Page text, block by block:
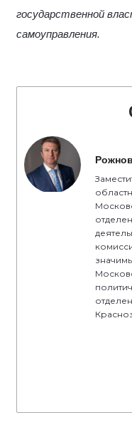
государственной
самоуправления.